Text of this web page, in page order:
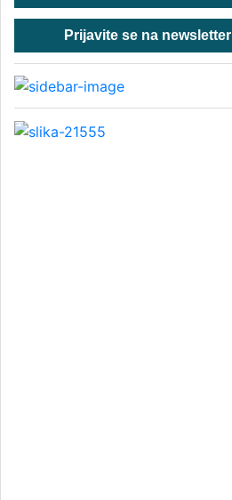
Prijavite se na newsletter